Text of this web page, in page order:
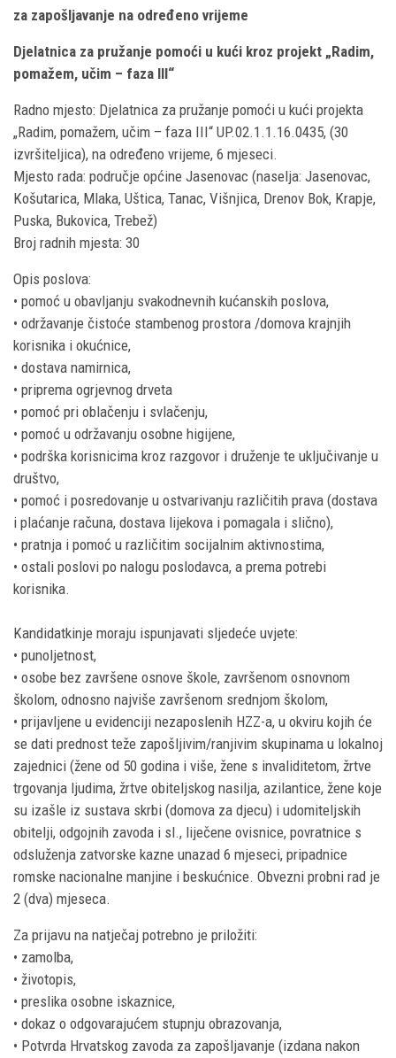
za zapošljavanje na određeno vrijeme
Djelatnica za pružanje pomoći u kući kroz projekt „Radim,
pomažem, učim – faza III“
Radno mjesto: Djelatnica za pružanje pomoći u kući projekta
„Radim, pomažem, učim – faza III“ UP.02.1.1.16.0435, (30
izvršiteljica), na određeno vrijeme, 6 mjeseci.
Mjesto rada: područje općine Jasenovac (naselja: Jasenovac,
Košutarica, Mlaka, Uštica, Tanac, Višnjica, Drenov Bok, Krapje,
Puska, Bukovica, Trebež)
Broj radnih mjesta: 30
Opis poslova:
• pomoć u obavljanju svakodnevnih kućanskih poslova,
• održavanje čistoće stambenog prostora /domova krajnjih
korisnika i okućnice,
• dostava namirnica,
• priprema ogrjevnog drveta
• pomoć pri oblačenju i svlačenju,
• pomoć u održavanju osobne higijene,
• podrška korisnicima kroz razgovor i druženje te uključivanje u
društvo,
• pomoć i posredovanje u ostvarivanju različitih prava (dostava
i plaćanje računa, dostava lijekova i pomagala i slično),
• pratnja i pomoć u različitim socijalnim aktivnostima,
• ostali poslovi po nalogu poslodavca, a prema potrebi
korisnika.
Kandidatkinje moraju ispunjavati sljedeće uvjete:
• punoljetnost,
• osobe bez završene osnove škole, završenom osnovnom
školom, odnosno najviše završenom srednjom školom,
• prijavljene u evidenciji nezaposlenih HZZ-a, u okviru kojih će
se dati prednost teže zapošljivim/ranjivim skupinama u lokalnoj
zajednici (žene od 50 godina i više, žene s invaliditetom, žrtve
trgovanja ljudima, žrtve obiteljskog nasilja, azilantice, žene koje
su izašle iz sustava skrbi (domova za djecu) i udomiteljskih
obitelji, odgojnih zavoda i sl., liječene ovisnice, povratnice s
odsluženja zatvorske kazne unazad 6 mjeseci, pripadnice
romske nacionalne manjine i beskućnice. Obvezni probni rad je
2 (dva) mjeseca.
Za prijavu na natječaj potrebno je priložiti:
• zamolba,
• životopis,
• preslika osobne iskaznice,
• dokaz o odgovarajućem stupnju obrazovanja,
• Potvrda Hrvatskog zavoda za zapošljavanje (izdana nakon